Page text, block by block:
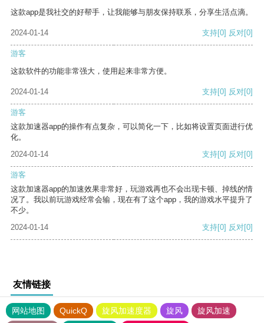
这款app是我社交的好帮手，让我能够与朋友保持联系，分享生活点滴。
2024-01-14 支持[0] 反对[0]
游客
这款软件的功能非常强大，使用起来非常方便。
2024-01-14 支持[0] 反对[0]
游客
这款加速器app的操作有点复杂，可以简化一下，比如将设置页面进行优
化。
2024-01-14
支持[0] 反对[0]
游客
这款加速器app的加速效果非常好，玩游戏再也不会出现卡顿、掉线的情
况了。我以前玩游戏经常会输，现在有了这个app，我的游戏水平提升了
不少。
2024-01-14
支持[0] 反对[0]
友情链接
网站地图 QuickQ 旋风加速度器 旋风
旋风加速